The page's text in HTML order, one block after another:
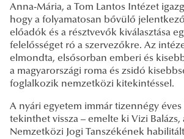
Anna-Mária, a Tom Lantos Intézet
hogy a folyamatosan bővülő
előadók és a résztvevők kiválasztása
felelősséget ró a szervezőkre. Az
elmondta, elsősorban emberi és
a magyarországi roma és zsidó
foglalkozik nemzetközi kitekintéssel.
A nyári egyetem immár tizennégy
tekinthet vissza – emelte ki Vizi Balázs,
Nemzetközi Jogi Tanszékének